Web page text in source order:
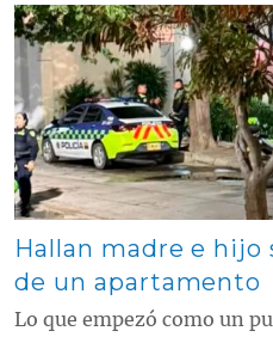
Contenido multimedia principal
Hallan madre e
de un apartamento
Lo que empezó como un